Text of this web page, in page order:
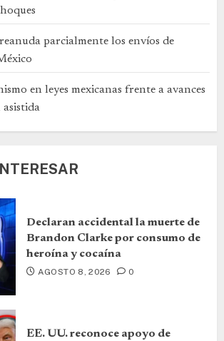
parcialmente los envíos de
en leyes mexicanas frente a avances
Declaran accidental la muerte de
Brandon Clarke por consumo de
heroína y cocaína
AGOSTO 8, 2026 0
EE. UU. reconoce apoyo de